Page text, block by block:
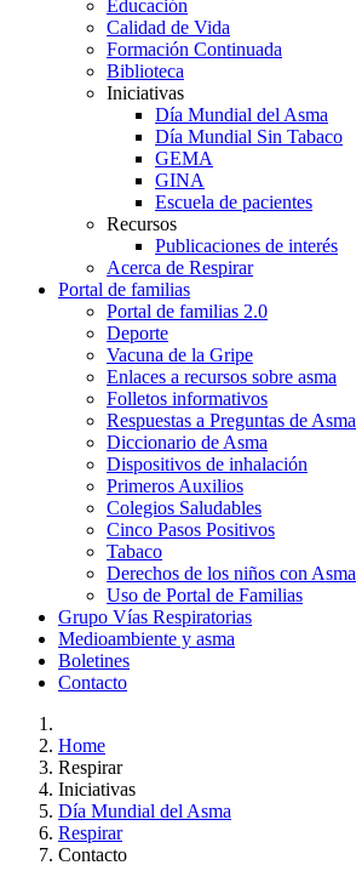
Educación
Calidad de Vida
Formación Continuada
Biblioteca
Iniciativas
Día Mundial del Asma
Día Mundial Sin Tabaco
GEMA
GINA
Escuela de pacientes
Recursos
Publicaciones de interés
Acerca de Respirar
Portal de familias
Portal de familias 2.0
Deporte
Vacuna de la Gripe
Enlaces a recursos sobre asma
Folletos informativos
Respuestas a Preguntas de Asma
Diccionario de Asma
Dispositivos de inhalación
Primeros Auxilios
Colegios Saludables
Cinco Pasos Positivos
Tabaco
Derechos de los niños con Asma
Uso de Portal de Familias
Grupo Vías Respiratorias
Medioambiente y asma
Boletines
Contacto
Home
Respirar
Iniciativas
Día Mundial del Asma
Respirar
Contacto